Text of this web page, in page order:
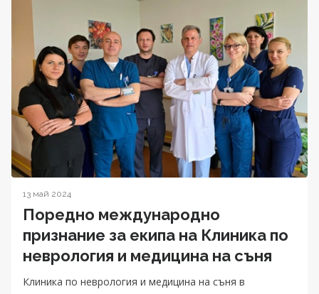
13 май 2024
Поредно международно
признание за екипа на Клиника по
неврология и медицина на съня
Клиника по неврология и медицина на съня в